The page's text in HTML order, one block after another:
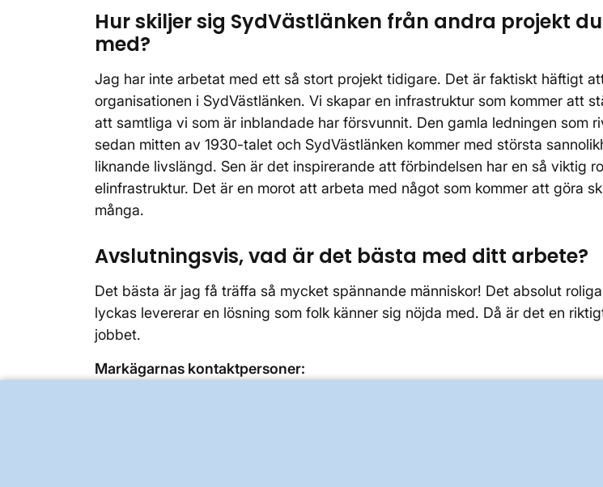
Hur skiljer sig SydVästlänken från andra projekt
med?
Jag har inte arbetat med ett så stort projekt tidigare. Det är faktiskt häftigt
organisationen i SydVästlänken. Vi skapar en infrastruktur som kommer att
att samtliga vi som är inblandade har försvunnit. Den gamla ledningen som
sedan mitten av 1930-talet och SydVästlänken kommer med största
liknande livslängd. Sen är det inspirerande att förbindelsen har en så viktig
elinfrastruktur. Det är en morot att arbeta med något som kommer att göra
många.
Avslutningsvis, vad är det bästa med ditt arbete?
Det bästa är jag få träffa så mycket spännande människor! Det absolut
lyckas levererar en lösning som folk känner sig nöjda med. Då är det en
jobbet.
Markägarnas kontaktpersoner: